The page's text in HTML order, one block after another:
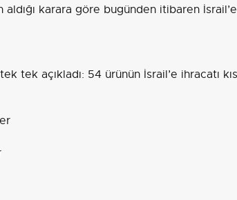
aldığı karara göre bugünden itibaren